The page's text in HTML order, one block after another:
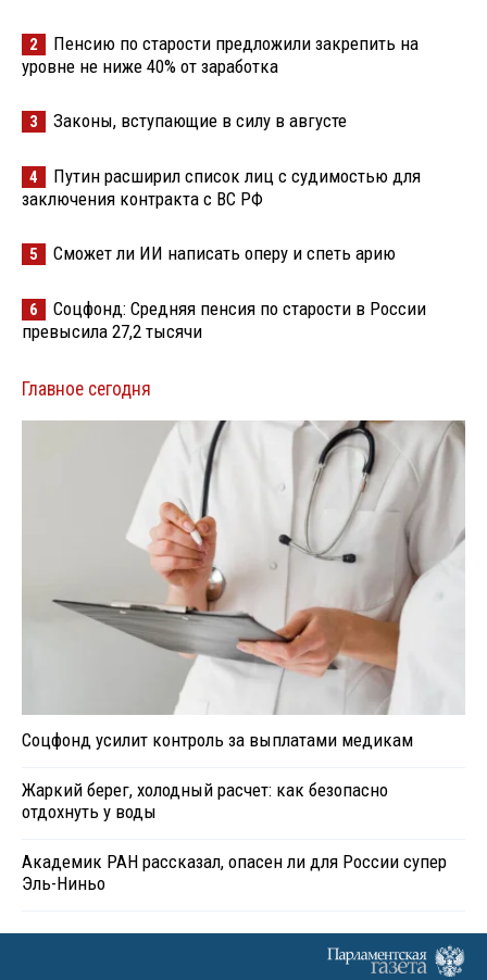
2
Пенсию по старости предложили закрепить на
уровне не ниже 40% от заработка
3 Законы, вступающие в силу в августе
4
Путин расширил список лиц с судимостью для
заключения контракта с ВС РФ
5 Сможет ли ИИ написать оперу и спеть арию
6
Соцфонд: Средняя пенсия по старости в России
превысила 27,2 тысячи
Главное сегодня
Соцфонд усилит контроль за выплатами медикам
Жаркий берег, холодный расчет: как безопасно
отдохнуть у воды
Академик РАН рассказал, опасен ли для России супер
Эль-Ниньо